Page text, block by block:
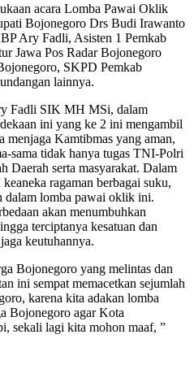
acara Lomba Pawai Oklik
Bojonegoro Drs Budi Irawanto
Ary Fadli, Asisten 1 Pemkab
Jawa Pos Radar Bojonegoro
SKPD Pemkab
lainnya.
Fadli SIK MH MSi, dalam
ini yang ke 2 ini mengambil
menjaga Kamtibmas yang aman,
sama tidak hanya tugas TNI-Polri
Daerah serta masyarakat. Dalam
ragaman berbagai suku,
dalam lomba pawai oklik ini.
akan menumbuhkan
terciptanya kesatuan dan
keutuhannya.
Bojonegoro yang melintas dan
ini sempat memacetkan sejumlah
karena kita adakan lomba
Bojonegoro agar Kota
sekali lagi kita mohon maaf, ”